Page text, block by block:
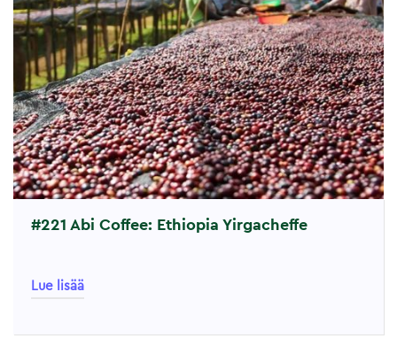
#221 Abi Coffee: Ethiopia Yirgacheffe
Lue lisää